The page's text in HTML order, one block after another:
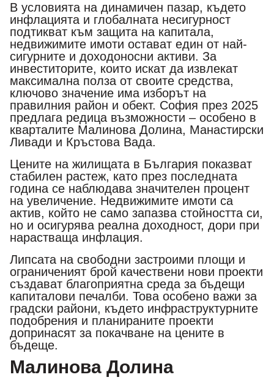
В условията на динамичен пазар, където
инфлацията и глобалната несигурност
подтикват към защита на капитала,
недвижимите имоти остават един от най-
сигурните и доходоносни активи. За
инвеститорите, които искат да извлекат
максимална полза от своите средства,
ключово значение има изборът на
правилния район и обект. София през 2025
предлага редица възможности – особено в
кварталите Малинова Долина, Манастирски
Ливади и Кръстова Вада.
Цените на жилищата в България показват
стабилен растеж, като през последната
година се наблюдава значителен процент
на увеличение. Недвижимите имоти са
актив, който не само запазва стойността си,
но и осигурява реална доходност, дори при
нарастваща инфлация.
Липсата на свободни застроими площи и
ограниченият брой качествени нови проекти
създават благоприятна среда за бъдещи
капиталови печалби. Това особено важи за
градски райони, където инфраструктурните
подобрения и планираните проекти
допринасят за покачване на цените в
бъдеще.
Малинова Долина